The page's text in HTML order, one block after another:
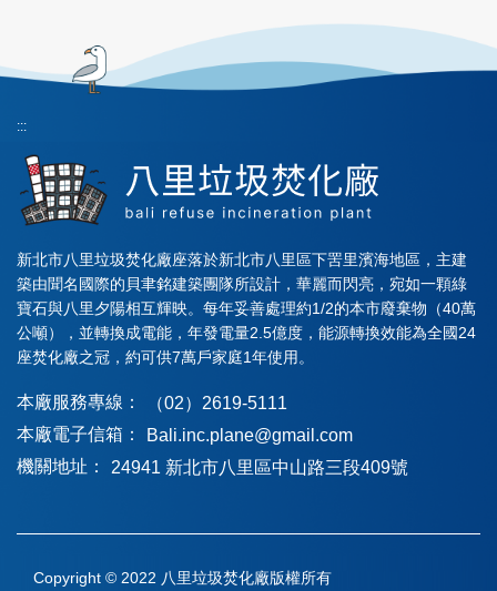
:::
新北市八里垃圾焚化廠座落於新北市八里區下罟里濱海地區，主建
築由聞名國際的貝聿銘建築團隊所設計，華麗而閃亮，宛如一顆綠
寶石與八里夕陽相互輝映。每年妥善處理約1/2的本市廢棄物（40萬
公噸），並轉換成電能，年發電量2.5億度，能源轉換效能為全國24
座焚化廠之冠，約可供7萬戶家庭1年使用。
本廠服務專線：
（02）2619-5111
本廠電子信箱：
Bali.inc.plane@gmail.com
機關地址：
24941 新北市八里區中山路三段409號
Copyright © 2022 八里垃圾焚化廠版權所有